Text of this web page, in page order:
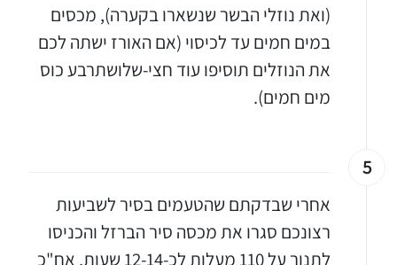
אותי באינסטגרם
(ואת נוזלי הבשר שנשארו בקערה), מכסים
במים חמים עד לכיסוי (אם האורז ישתה לכם
את הנוזלים תוסיפו עוד חצי-שלושתרבע כוס
מים חמים).
5
אחרי שבדקתם שהטעמים בסיר לשביעות
רצונכם סגרו את מכסה סיר הברזל והכניסו
לתנור על 110 מעלות לכ-12-14 שעות. אח"כ